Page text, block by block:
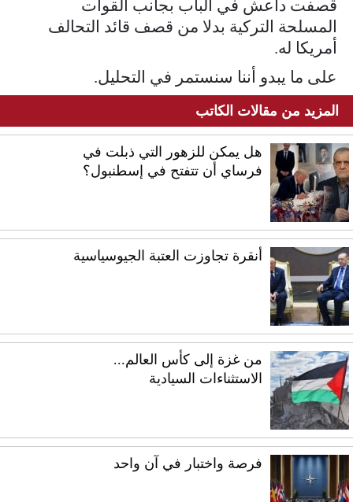
قصفت داعش في الباب بجانب القوات
المسلحة التركية بدلا من قصف قائد التحالف
أمريكا له.
على ما يبدو أننا سنستمر في التحليل.
المزيد من مقالات الكاتب
هل يمكن للزهور التي ذبلت في
فرساي أن تتفتح في إسطنبول؟
أنقرة تجاوزت العتبة الجيوسياسية
من غزة إلى كأس العالم...
الاستثناءات السيادية
فرصة واختبار في آن واحد